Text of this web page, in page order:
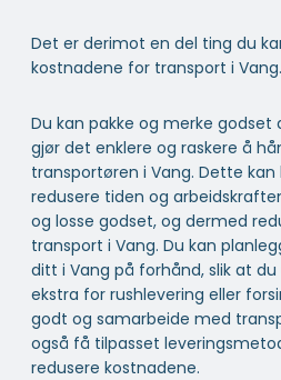
Det er derimot en del ting du
kostnadene for transport i Vang.
Du kan pakke og merke
gjør det enklere og raskere å
transportøren i Vang. Dette
redusere tiden og
og losse godset, og dermed
transport i Vang. Du kan
ditt i Vang på forhånd, slik at
ekstra for rushlevering eller
godt og samarbeide med
også få tilpasset
redusere kostnadene.